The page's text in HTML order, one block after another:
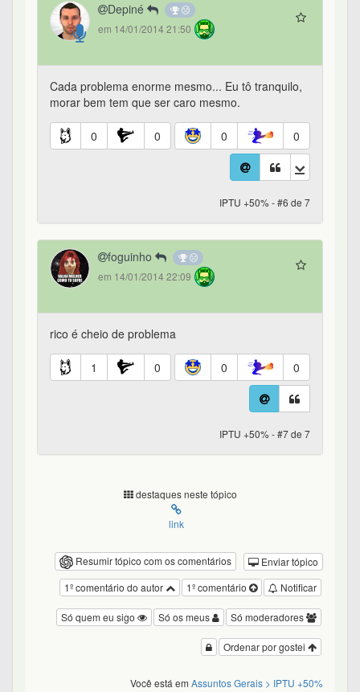
Depiné
em 14/01/2014 21:50
Cada problema enorme mesmo... Eu tô tranquilo,
morar bem tem que ser caro mesmo.
0 0 0 0
IPTU +50% - #6 de 7
foguinho
em 14/01/2014 22:09
rico é cheio de problema
1 0 0 0
IPTU +50% - #7 de 7
destaques neste tópico
link
Resumir tópico com os comentários
Enviar tópico
Notificar
1º comentário
1º comentário do autor
Só moderadores
Só os meus
Só quem eu sigo
Ordenar por gostei
Você está em Assuntos Gerais > IPTU +50%